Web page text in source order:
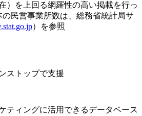
）を上回る網羅性の高い掲載を行っ
民営事業所数は、総務省統計局サ
）を参照
ストップで支援
ティングに活用できるデータベース